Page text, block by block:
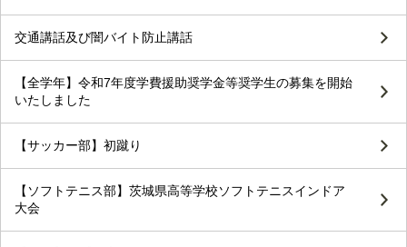
交通講話及び闇バイト防止講話
【全学年】令和7年度学費援助奨学金等奨学生の募集を開始
いたしました
【サッカー部】初蹴り
【ソフトテニス部】茨城県高等学校ソフトテニスインドア
大会